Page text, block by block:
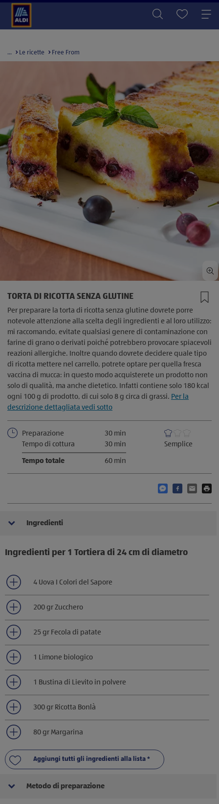
... Le ricette Free From
TORTA DI RICOTTA SENZA GLUTINE
Per preparare la torta di ricotta senza glutine dovrete porre
notevole attenzione alla scelta degli ingredienti e al loro utilizzo:
mi raccomando, evitate qualsiasi genere di contaminazione con
farine di grano o derivati poiché potrebbero provocare spiacevoli
reazioni allergiche. Inoltre quando dovrete decidere quale tipo
di ricotta mettere nel carrello, potrete optare per quella fresca
vaccina di mucca: in questo modo acquisterete un prodotto non
solo di qualità, ma anche dietetico. Infatti contiene solo 180 kcal
ogni 100 g di prodotto, di cui solo 8 g circa di grassi. Per la
descrizione dettagliata vedi sotto
Preparazione
30 min
Tempo di cottura
30 min
Tempo totale 60 min
Semplice
Condividi questo
Condividi
Ingredienti
Ingredienti per 1 Tortiera di 24 cm di diametro
4 Uova I Colori del Sapore
200 gr Zucchero
25 gr Fecola di patate
1 Limone biologico
1 Bustina di Lievito in polvere
300 gr Ricotta Bonlà
80 gr Margarina
Aggiungi tutti gli ingredienti alla lista *
Metodo di preparazione